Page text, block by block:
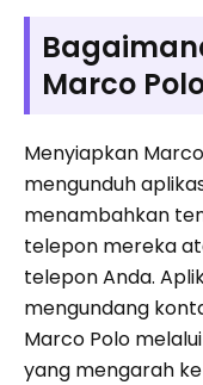
Marco
Menyiapkan
mengunduh
menambahkan
telepon mereka
telepon Anda.
mengundang
Marco Polo
yang mengarah